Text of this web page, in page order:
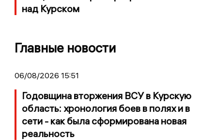
над Курском
Главные новости
06/08/2026 15:51
Годовщина вторжения ВСУ в Курскую
область: хронология боев в полях и в
сети - как была сформирована новая
реальность